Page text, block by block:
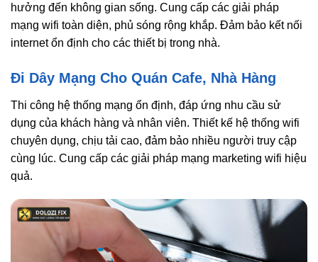
hưởng đến không gian sống. Cung cấp các giải pháp
mạng wifi toàn diện, phủ sóng rộng khắp. Đảm bảo kết nối
internet ổn định cho các thiết bị trong nhà.
Đi Dây Mạng Cho Quán Cafe, Nhà Hàng
Thi công hệ thống mạng ổn định, đáp ứng nhu cầu sử
dụng của khách hàng và nhân viên. Thiết kế hệ thống wifi
chuyên dụng, chịu tải cao, đảm bảo nhiều người truy cập
cùng lúc. Cung cấp các giải pháp mạng marketing wifi hiệu
quả.